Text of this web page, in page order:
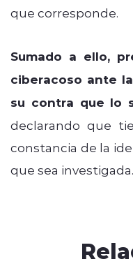
que corresponde.
Sumado a ello,
ciberacoso ante
su contra que lo
declarando que
constancia de la
que sea investigada.